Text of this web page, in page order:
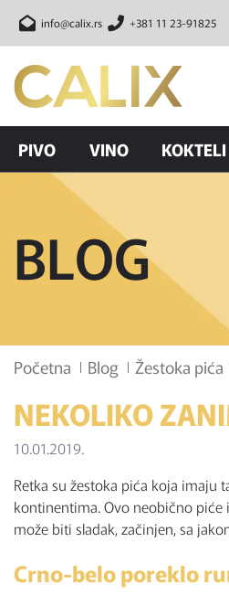
info@calix.rs +381 11 23-91825
PIVO VINO KOKTELI
BLOG
Početna Blog Žestoka pića
NEKOLIKO
10.01.2019.
Retka su žestoka pića koja imaju
kontinentima. Ovo neobično piće
može biti sladak, začinjen, sa
Crno-belo poreklo